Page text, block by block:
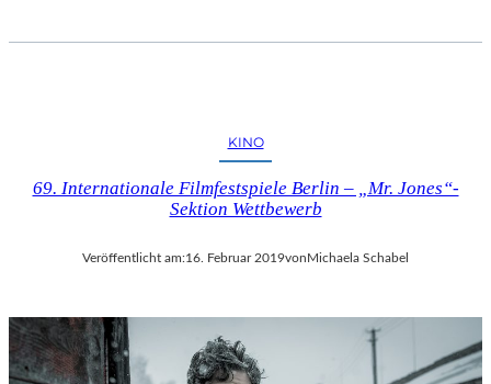
KINO
69. Internationale Filmfestspiele Berlin – „Mr. Jones“-
Sektion Wettbewerb
Veröffentlicht am:16. Februar 2019vonMichaela Schabel